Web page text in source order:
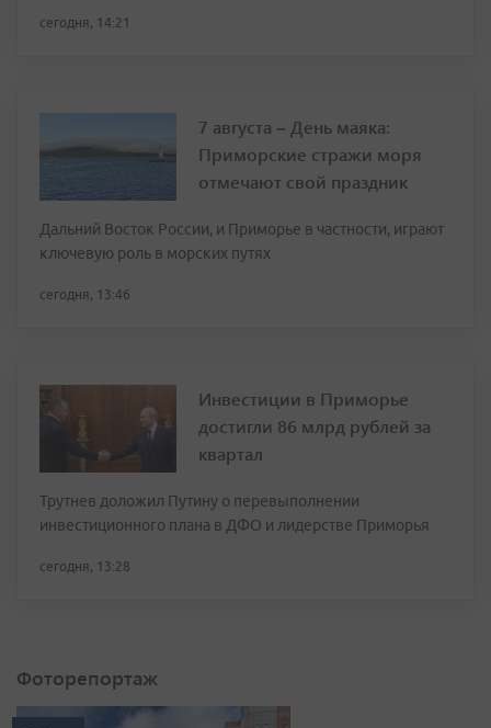
сегодня, 14:21
7 августа – День маяка:
Приморские стражи моря
отмечают свой праздник
Дальний Восток России, и Приморье в частности, играют
ключевую роль в морских путях
сегодня, 13:46
Инвестиции в Приморье
достигли 86 млрд рублей за
квартал
Трутнев доложил Путину о перевыполнении
инвестиционного плана в ДФО и лидерстве Приморья
сегодня, 13:28
Фоторепортаж